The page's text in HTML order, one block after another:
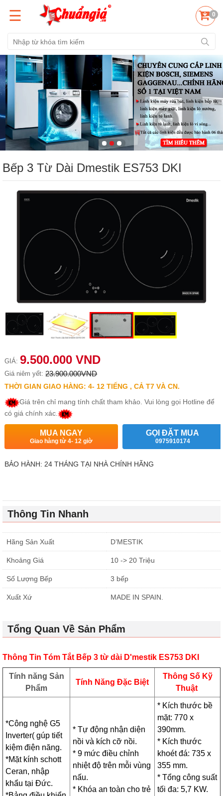
☰ 0
Bếp 3 Từ Dài Dmestik ES753 DKI
GIÁ: 9.500.000 VND
Giá niêm yết: 23.900.000VND
THỜI GIAN GIAO HÀNG: 4- 12 TIẾNG , CẢ T7 VÀ CN.
Giá trên chỉ mang tính chất tham khảo. Vui lòng gọi Hotline để
có giá chính xác.
MUA NGAY
Giao hàng từ 4- 12 giờ
GỌI ĐẶT MUA
0975910174
BẢO HÀNH: 24 THÁNG TẠI NHÀ CHÍNH HÃNG
Thông Tin Nhanh
Hãng Sản Xuất D’MESTIK
Khoảng Giá 10 -> 20 Triệu
Số Lượng Bếp 3 bếp
Xuất Xứ MADE IN SPAIN.
Tổng Quan Về Sản Phẩm
Thông Tin Tóm Tắt Bếp 3 từ dài D'mestik ES753 DKI
Tính năng Sản
Phẩm
Tính Năng Đặc Biệt
Thông Số Kỹ
Thuật
*Công nghệ G5
Inverter( gúp tiết
kiệm điện năng.
*Mặt kính schott
Ceran, nhập
khẩu tại Đức.
* Tự động nhận diện
nồi và kích cỡ nồi.
* 9 mức điều chỉnh
nhiệt độ trên mỗi vùng
nấu.
* Khóa an toàn cho trẻ
* Kích thước bề
mặt: 770 x
390mm.
* Kích thước
khoét đá: 735 x
355 mm.
* Tổng công suất
tối đa: 5,7 KW.